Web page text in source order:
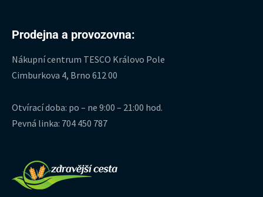
Prodejna a provozovna:
Nákupní centrum TESCO Královo Pole
Cimburkova 4, Brno 612 00
Otvírací doba: po – ne 9:00 – 21:00 hod.
Pevná linka: 704 450 787